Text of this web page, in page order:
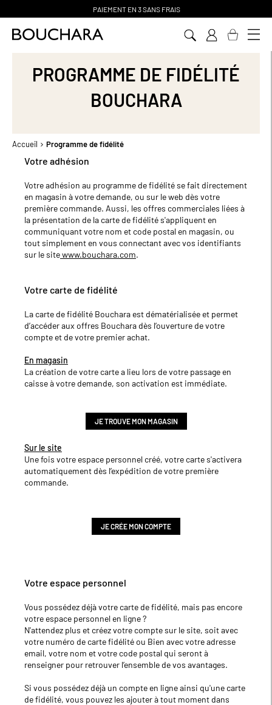
PAIEMENT EN 3 SANS FRAIS
PROGRAMME DE FIDÉLITÉ
BOUCHARA
Accueil Programme de fidélité
Votre adhésion
Votre adhésion au programme de fidélité se fait directement
en magasin à votre demande, ou sur le web dès votre
première commande. Aussi, les offres commerciales liées à
la présentation de la carte de fidélité s'appliquent en
communiquant votre nom et code postal en magasin, ou
tout simplement en vous connectant avec vos identifiants
sur le sitewww.bouchara.com.
Votre carte de fidélité
La carte de fidélité Bouchara est dématérialisée et permet
d’accéder aux offres Bouchara dès l’ouverture de votre
compte et de votre premier achat.
En magasin
La création de votre carte a lieu lors de votre passage en
caisse à votre demande, son activation est immédiate.
JE TROUVE MON MAGASIN
Sur le site
Une fois votre espace personnel créé, votre carte s'activera
automatiquement dès l’expédition de votre première
commande.
JE CRÉE MON COMPTE
Votre espace personnel
Vous possédez déjà votre carte de fidélité, mais pas encore
votre espace personnel en ligne ?
N'attendez plus et créez votre compte sur le site, soit avec
votre numéro de carte fidélité ou Bien avec votre adresse
email, votre nom et votre code postal qui seront à
renseigner pour retrouver l’ensemble de vos avantages.
Si vous possédez déjà un compte en ligne ainsi qu'une carte
de fidélité, vous pouvez les ajouter à tout moment dans